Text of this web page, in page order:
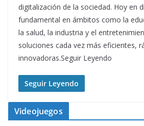
digitalización de la sociedad. Hoy en
fundamental en ámbitos como la
la salud, la industria y el
soluciones cada vez más eficientes,
innovadoras.Seguir Leyendo
Seguir Leyendo
Videojuegos